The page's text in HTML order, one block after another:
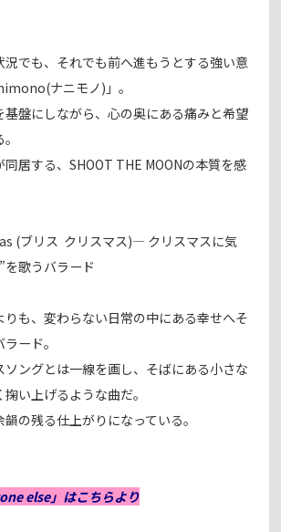
況でも、それでも前へ進もうとする強い意
ナニモノ)」。
基盤にしながら、心の奥にある痛みと希望
居する、SHOOT THE MOONの本質を感
(ブリス クリスマス)— クリスマスに気
を歌うバラード
りも、変わらない日常の中にある幸せへそ
ード。
ソングとは一線を画し、そばにある小さな
い上げるような曲だ。
の残る仕上がりになっている。
else」はこちらより